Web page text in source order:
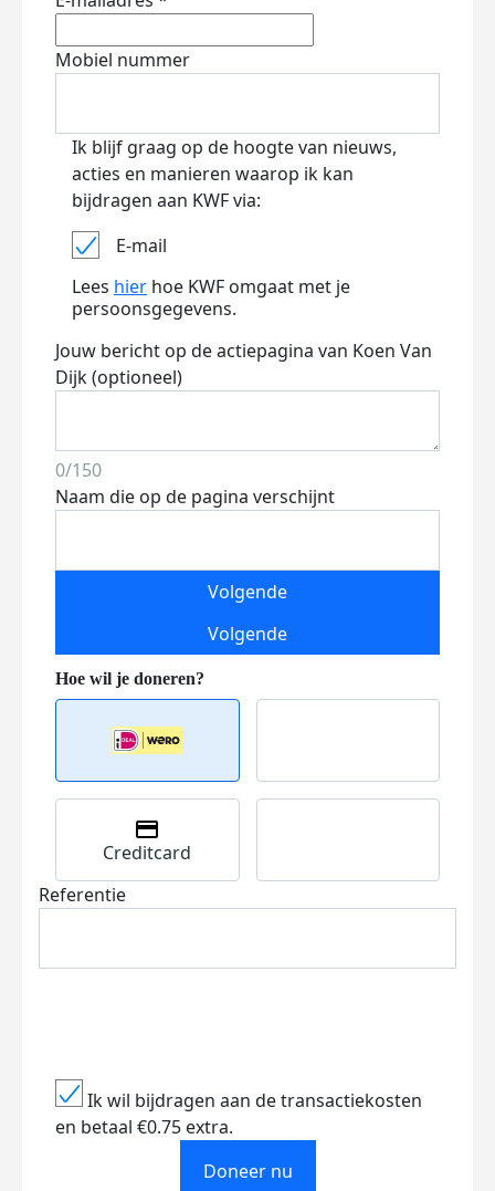
Mobiel nummer
Ik blijf graag op de hoogte van nieuws,
acties en manieren waarop ik kan
bijdragen aan KWF via:
E-mail
Lees hier hoe KWF omgaat met je
persoonsgegevens.
Jouw bericht op de actiepagina van Koen Van
Dijk (optioneel)
0/150
Naam die op de pagina verschijnt
Volgende
Volgende
Creditcard
Referentie
Ik wil bijdragen aan de transactiekosten
en betaal €0.75 extra.
Doneer nu